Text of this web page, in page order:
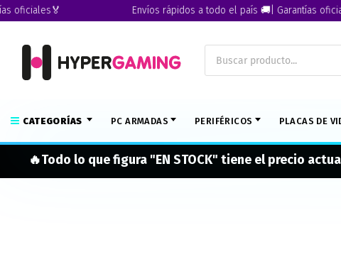
Envíos rápidos a todo el país 🚚| Garantías
CATEGORÍAS PC ARMADAS PERIFÉRICOS PLACAS DE
🔥Todo lo que figura "EN STOCK" tiene el precio